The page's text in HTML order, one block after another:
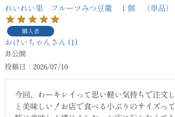
れいれい果 フルーツみつ豆羹 １個 （単品）
購入者
おけいちゃん 1
非公開
投稿日
2026/07/10
今回、わーキレイって思い軽い気持ちで注文
と美味しい！お店で食べる小ぶりのサイズっ